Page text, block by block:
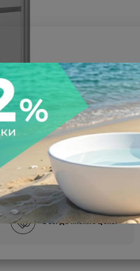
Всегда низкие цены